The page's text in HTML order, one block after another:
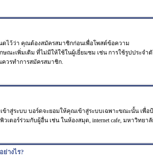
ดไว้ว่า คุณต้องสมัครสมาชิกก่อนเพื่อโพสต์ข้อความ
ะเพิ่มเติม ที่ไม่มีให้ใช้ในผู้เยี่ยมชม เช่น การใช้รูปประจำ
ควรทำการสมัครสมาชิก.
ข้าสู่ระบบ บอร์ดจะยอมให้คุณเข้าสู่ระบบเฉพาะขณะนั้น เพื่
อร์ร่วมกับผู้อื่น เช่น ในห้องสมุด, internet cafe, มหาวิทยาลั
างไร?